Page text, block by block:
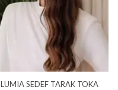
LUMIA SEDEF TARAK TOKA